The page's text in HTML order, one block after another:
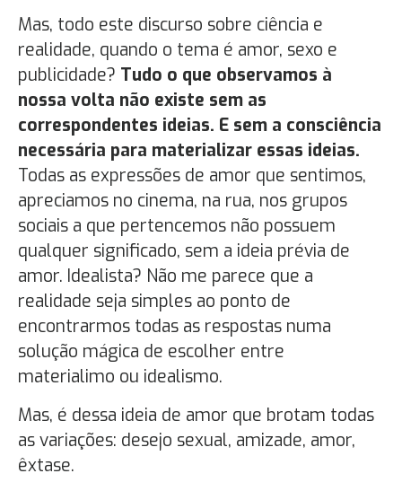
Mas, todo este discurso sobre ciência e
realidade, quando o tema é amor, sexo e
publicidade? Tudo o que observamos à
nossa volta não existe sem as
correspondentes ideias. E sem a consciência
necessária para materializar essas ideias.
Todas as expressões de amor que sentimos,
apreciamos no cinema, na rua, nos grupos
sociais a que pertencemos não possuem
qualquer significado, sem a ideia prévia de
amor. Idealista? Não me parece que a
realidade seja simples ao ponto de
encontrarmos todas as respostas numa
solução mágica de escolher entre
materialimo ou idealismo.
Mas, é dessa ideia de amor que brotam todas
as variações: desejo sexual, amizade, amor,
êxtase.